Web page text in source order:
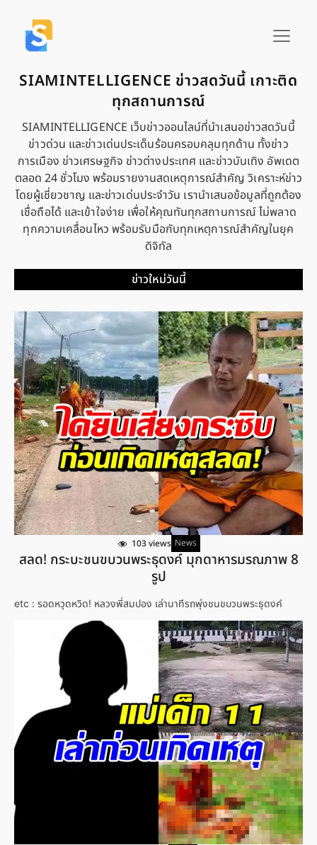
SIAMINTELLIGENCE ข่าวสดวันนี้ เกาะติด
ทุกสถานการณ์
SIAMINTELLIGENCE เว็บข่าวออนไลน์ที่นำเสนอข่าวสดวันนี้
ข่าวด่วน และข่าวเด่นประเด็นร้อนครอบคลุมทุกด้าน ทั้งข่าว
การเมือง ข่าวเศรษฐกิจ ข่าวต่างประเทศ และข่าวบันเทิง อัพเดต
ตลอด 24 ชั่วโมง พร้อมรายงานสดเหตุการณ์สำคัญ วิเคราะห์ข่าว
โดยผู้เชี่ยวชาญ และข่าวเด่นประจำวัน เรานำเสนอข้อมูลที่ถูกต้อง
เชื่อถือได้ และเข้าใจง่าย เพื่อให้คุณทันทุกสถานการณ์ ไม่พลาด
ทุกความเคลื่อนไหว พร้อมรับมือกับทุกเหตุการณ์สำคัญในยุค
ดิจิทัล
ข่าวใหม่วันนี้
103 views News
สลด! กระบะชนขบวนพระธุดงค์ มุกดาหารมรณภาพ 8
รูป
etc : รอดหวุดหวิด! หลวงพี่สมปอง เล่านาทีรถพุ่งชนขบวนพระธุดงค์